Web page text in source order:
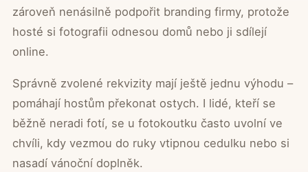
zároveň nenásilně podpořit branding firmy, protože
hosté si fotografii odnesou domů nebo ji sdílejí
online.
Správně zvolené rekvizity mají ještě jednu výhodu –
pomáhají hostům překonat ostych. I lidé, kteří se
běžně neradi fotí, se u fotokoutku často uvolní ve
chvíli, kdy vezmou do ruky vtipnou cedulku nebo si
nasadí vánoční doplněk.